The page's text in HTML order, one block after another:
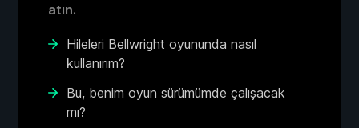
atın.
Hileleri Bellwright oyununda nasıl
kullanırım?
Bu, benim oyun sürümümde çalışacak
mı?